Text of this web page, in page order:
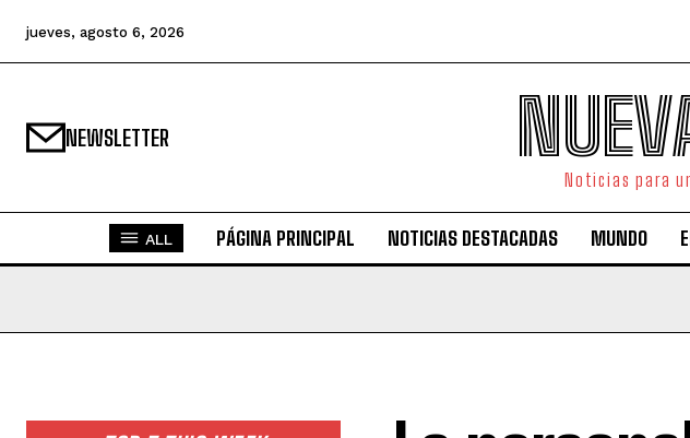
jueves, agosto 6, 2026
NEWSLETTER
Noticias para
ALL PÁGINA PRINCIPAL NOTICIAS DESTACADAS MUNDO